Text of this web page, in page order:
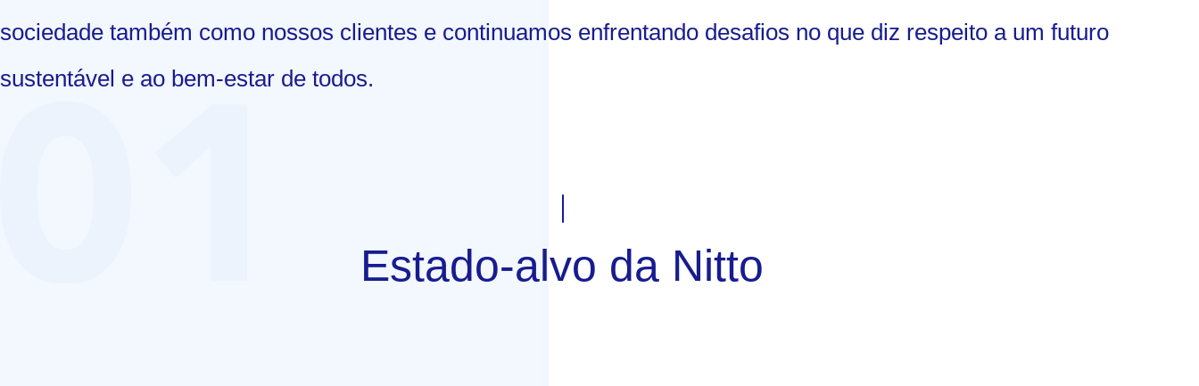
sociedade também como nossos clientes e continuamos enfrentando desafios no que diz respeito a um futuro
sustentável e ao bem-estar de todos.
Estado-alvo da Nitto